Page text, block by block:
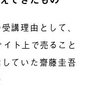
講理由として、
イト上で売ること
ていた齋藤圭吾